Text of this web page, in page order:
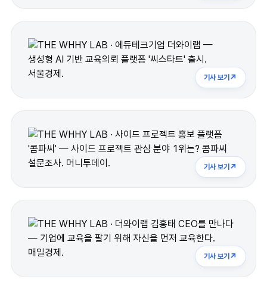
AI스타터랩
PathOn
교실 후기
Library
열정강사
워크숍 도구
Instagram ↗
Naver blog ↗
기사 보기 ↗
기사 보기 ↗
기사 보기 ↗